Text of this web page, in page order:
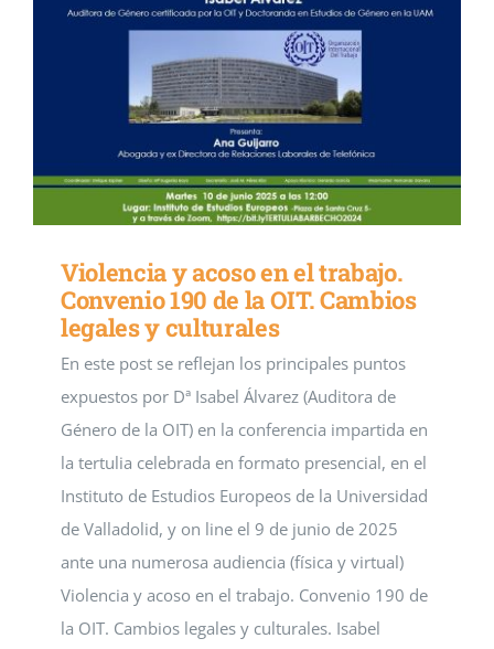
Violencia y acoso en el trabajo.
Convenio 190 de la OIT. Cambios
legales y culturales
En este post se reflejan los principales puntos
expuestos por Dª Isabel Álvarez (Auditora de
Género de la OIT) en la conferencia impartida en
la tertulia celebrada en formato presencial, en el
Instituto de Estudios Europeos de la Universidad
de Valladolid, y on line el 9 de junio de 2025
ante una numerosa audiencia (física y virtual)
Violencia y acoso en el trabajo. Convenio 190 de
la OIT. Cambios legales y culturales. Isabel